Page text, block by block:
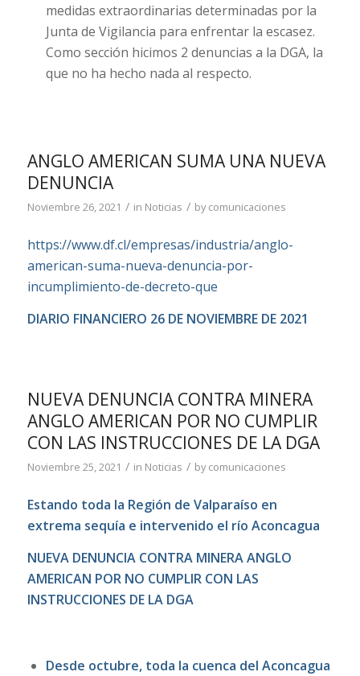
medidas extraordinarias determinadas por la
Junta de Vigilancia para enfrentar la escasez.
Como sección hicimos 2 denuncias a la DGA, la
que no ha hecho nada al respecto.
ANGLO AMERICAN SUMA UNA NUEVA
DENUNCIA
Noviembre 26, 2021 / in Noticias / bycomunicaciones
https://www.df.cl/empresas/industria/anglo-
american-suma-nueva-denuncia-por-
incumplimiento-de-decreto-que
DIARIO FINANCIERO 26 DE NOVIEMBRE DE 2021
NUEVA DENUNCIA CONTRA MINERA
ANGLO AMERICAN POR NO CUMPLIR
CON LAS INSTRUCCIONES DE LA DGA
Noviembre 25, 2021 / in Noticias / bycomunicaciones
Estando toda la Región de Valparaíso en
extrema sequía e intervenido el río Aconcagua
NUEVA DENUNCIA CONTRA MINERA ANGLO
AMERICAN POR NO CUMPLIR CON LAS
INSTRUCCIONES DE LA DGA
Desde octubre, toda la cuenca del Aconcagua